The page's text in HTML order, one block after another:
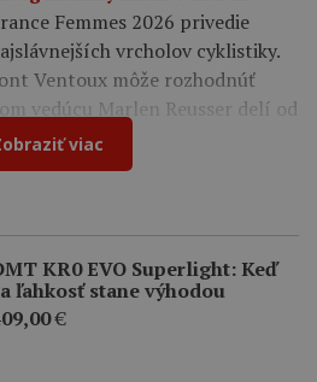
Femmes 2026 privedie
vrcholov cyklistiky.
Ventoux môže rozhodnúť
vedúcu Marlen Reusser delí od
viac
KR0 EVO Superlight: Keď
ľahkosť stane výhodou
€